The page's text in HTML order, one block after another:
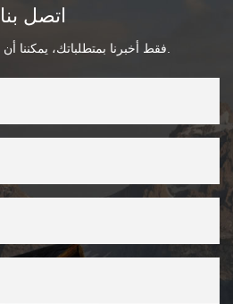
اتصل بنا
فقط أخبرنا بمتطلباتك، يمكننا أن نفعل أكثر مما تتخيل.